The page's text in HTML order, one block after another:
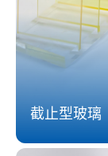
致力于
不断满
截止型玻璃